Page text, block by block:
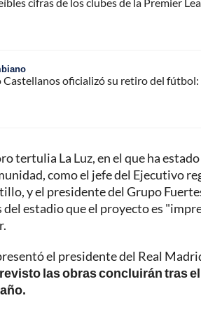
Castellanos oficializó su retiro del
tertulia La Luz, en el que ha
como el jefe del Ejecutivo
y el presidente del Grupo
del estadio que el proyecto es
el presidente del Real
las obras concluirán tras